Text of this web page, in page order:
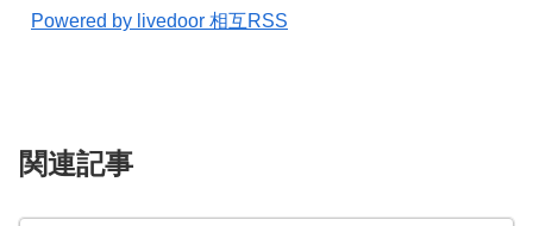
Powered by livedoor 相互RSS
関連記事